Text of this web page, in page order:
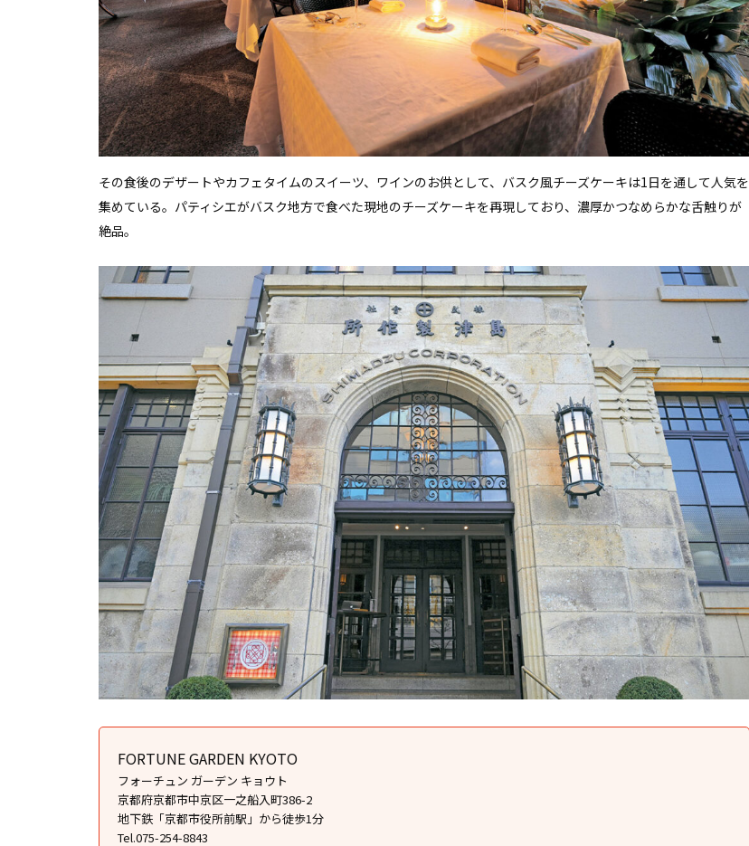
その食後のデザートやカフェタイムのスイーツ、ワインのお供として、バスク風チーズケーキは1日を通して人気を
集めている。パティシエがバスク地方で食べた現地のチーズケーキを再現しており、濃厚かつなめらかな舌触りが
絶品。
FORTUNE GARDEN KYOTO
フォーチュン ガーデン キョウト
京都府京都市中京区一之船入町386-2
地下鉄「京都市役所前駅」から徒歩1分
Tel.075-254-8843